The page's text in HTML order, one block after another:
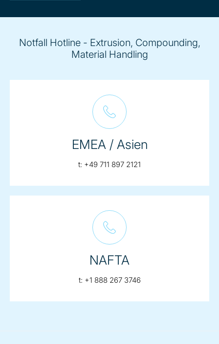
Notfall Hotline - Extrusion, Compounding,
Material Handling
EMEA / Asien
t: telephone:
+49 711 897 2121
NAFTA
t: telephone:
+1 888 267 3746